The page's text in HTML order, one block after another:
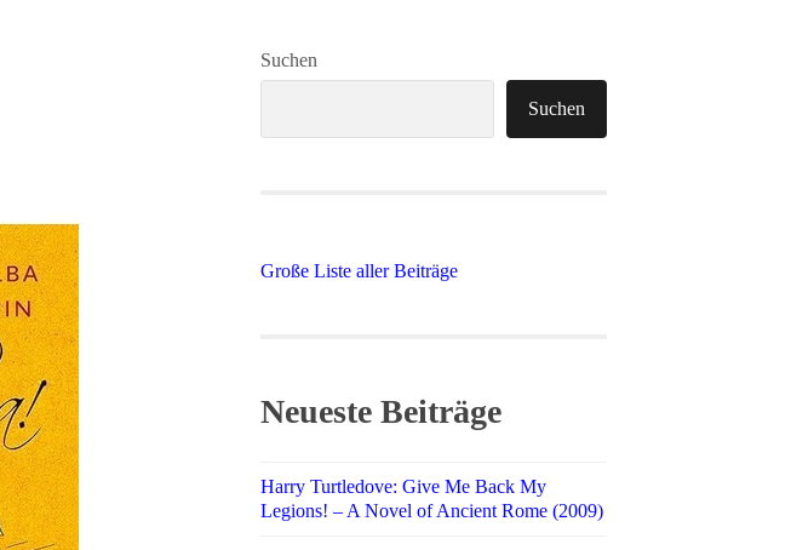
Suchen
Suchen
Große Liste aller Beiträge
Neueste Beiträge
Harry Turtledove: Give Me Back My
Legions! – A Novel of Ancient Rome (2009)